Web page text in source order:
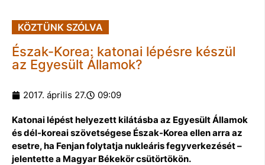
KÖZTÜNK SZÓLVA
Észak-Korea: katonai lépésre készül
az Egyesült Államok?
2017. április 27. 09:09
Katonai lépést helyezett kilátásba az Egyesült Államok
és dél-koreai szövetségese Észak-Korea ellen arra az
esetre, ha Fenjan folytatja nukleáris fegyverkezését –
jelentette a Magyar Békekör csütörtökön.